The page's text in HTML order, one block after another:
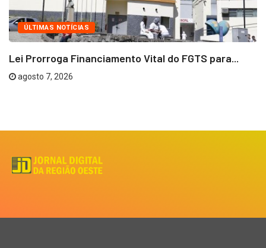
ÚLTIMAS NOTÍCIAS
Lei Prorroga Financiamento Vital do FGTS para...
agosto 7, 2026